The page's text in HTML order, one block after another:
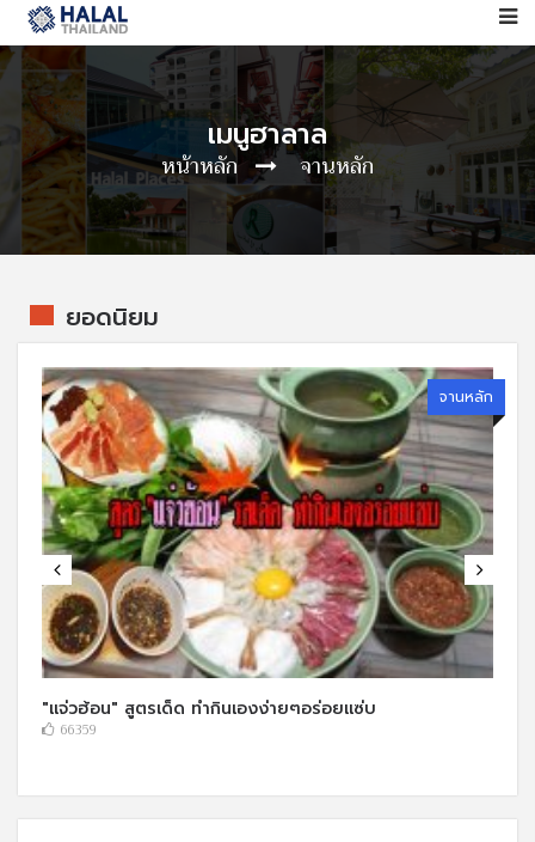
เมนูฮาลาล
หน้าหลัก จานหลัก
ยอดนิยม
จานหลัก
"แจ่วฮ้อน" สูตรเด็ด ทำกินเองง่ายๆอร่อยแซ่บ
66359